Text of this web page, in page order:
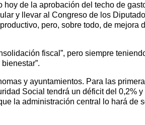
de la aprobación del techo de
y llevar al Congreso de los
pero, sobre todo, de mejora
fiscal”, pero siempre
y ayuntamientos. Para las
Social tendrá un déficit del 0,2% y
la administración central lo hará de